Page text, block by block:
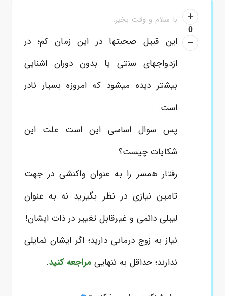
0
با سلام و وقت بخیر.
این قبیل صحبتها در این زمان کم؛ در
ازدواجهای سنتی یا بدون دوران اشنایی
بیشتر دیده میشود که امروزه بسیار نادر
است.
پس سوال اساسی این است علت این
شکایات چیست؟
رفتار همسر را به عنوان واکنشی در جهت
تامین نیازی در نظر بگیرید نه به عنوان
لیبلی دائمی و غیرقابل تغییر در ذات ایشان!
نیاز به زوج درمانی دارید؛ اگر ایشان تمایلی
ندارند؛ حداقل به تنهایی مراجعه کنید.